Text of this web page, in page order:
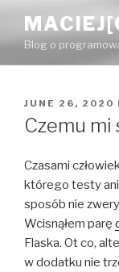
content
Blog o
POSTED
ON
JUNE 26, 2020
Czemu mi
Czasami
którego testy
sposób nie
Wcisnąłem parę
Flaska. Ot co,
w dodatku nie